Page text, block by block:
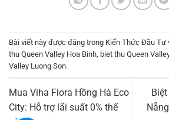
Bài viết này được đăng trong Kiến Thức Đầu Tư
thu Queen Valley Hoa Binh biet thu Queen
Valley Luong Son.
Mua Viha Flora Hồng Hà Eco
City: Hỗ trợ lãi suất 0% thế